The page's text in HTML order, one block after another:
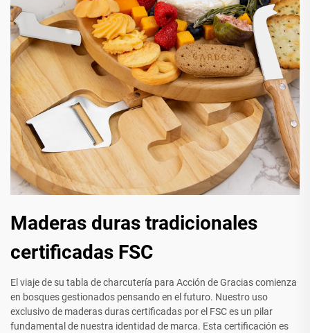
Maderas duras tradicionales
certificadas FSC
El viaje de su tabla de charcutería para Acción de Gracias comienza
en bosques gestionados pensando en el futuro. Nuestro uso
exclusivo de maderas duras certificadas por el FSC es un pilar
fundamental de nuestra identidad de marca. Esta certificación es